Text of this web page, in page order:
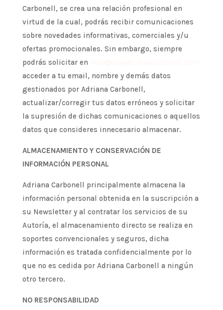
Carbonell, se crea una relación profesional en
virtud de la cual, podrás recibir comunicaciones
sobre novedades informativas, comerciales y/u
ofertas promocionales. Sin embargo, siempre
podrás solicitar en
acceder a tu email, nombre y demás datos
gestionados por Adriana Carbonell,
actualizar/corregir tus datos erróneos y solicitar
la supresión de dichas comunicaciones o aquellos
datos que consideres innecesario almacenar.
ALMACENAMIENTO Y CONSERVACIÓN DE
INFORMACIÓN PERSONAL
Adriana Carbonell principalmente almacena la
información personal obtenida en la suscripción a
su Newsletter y al contratar los servicios de su
Autoría, el almacenamiento directo se realiza en
soportes convencionales y seguros, dicha
información es tratada confidencialmente por lo
que no es cedida por Adriana Carbonell a ningún
otro tercero.
NO RESPONSABILIDAD